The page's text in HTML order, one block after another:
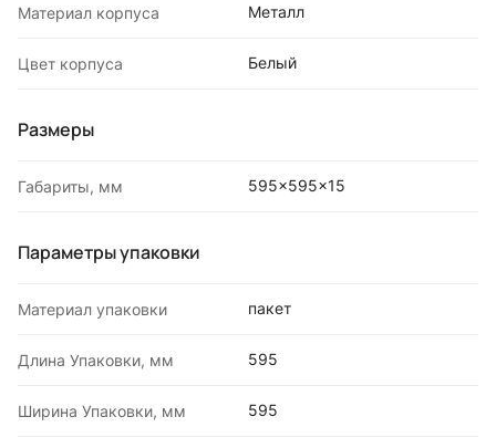
Материал корпуса Металл
Цвет корпуса Белый
Размеры
Габариты, мм 595x595x15
Параметры упаковки
Материал упаковки пакет
Длина Упаковки, мм 595
Ширина Упаковки, мм 595